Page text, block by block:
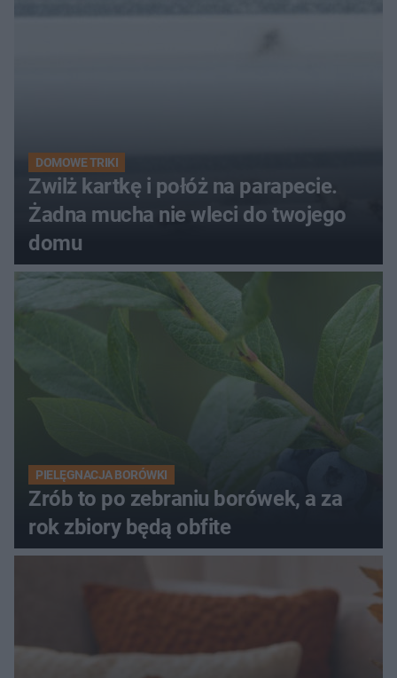
DOMOWE TRIKI
Zwilż kartkę i połóż na parapecie.
Żadna mucha nie wleci do twojego
domu
PIELĘGNACJA BORÓWKI
Zrób to po zebraniu borówek, a za
rok zbiory będą obfite